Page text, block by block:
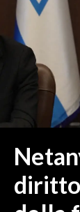
MEDIO
ORISTANO E
SASSARI E
GALLURA
NUORO E
OGLIASTRA
ITALIA